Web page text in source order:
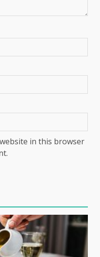
in this browser